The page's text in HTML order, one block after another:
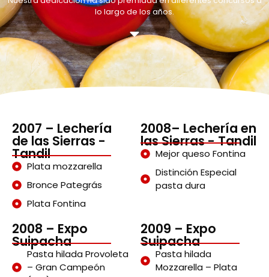
lo largo de los años.
2007 – Lechería
de las Sierras -
Tandil
Plata mozzarella
Bronce Pategrás
Plata Fontina
2008– Lechería en
las Sierras - Tandil
Mejor queso Fontina
Distinción Especial
pasta dura
2008 – Expo
Suipacha
Pasta hilada Provoleta
– Gran Campeón
2009 – Expo
Suipacha
Pasta hilada
Mozzarella – Plata